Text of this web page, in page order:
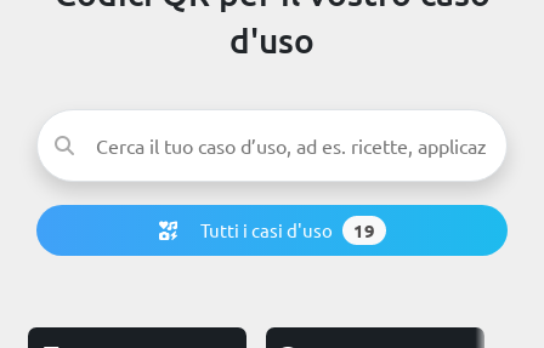
d'uso
Tutti i casi d'uso 19